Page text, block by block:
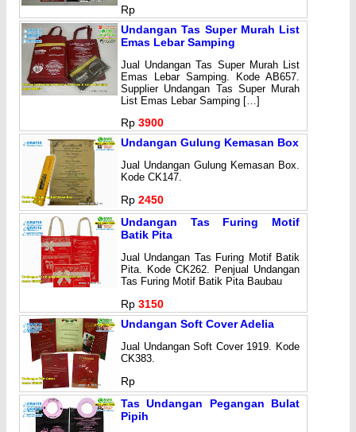
Rp
Undangan Tas Super Murah List
Emas Lebar Samping
Jual Undangan Tas Super Murah List
Emas Lebar Samping. Kode AB657.
Supplier Undangan Tas Super Murah
List Emas Lebar Samping […]
Rp 3900
Undangan Gulung Kemasan Box
Jual Undangan Gulung Kemasan Box.
Kode CK147.
Rp 2450
Undangan Tas Furing Motif
Batik Pita
Jual Undangan Tas Furing Motif Batik
Pita. Kode CK262. Penjual Undangan
Tas Furing Motif Batik Pita Baubau
Rp 3150
Undangan Soft Cover Adelia
Jual Undangan Soft Cover 1919. Kode
CK383.
Rp
Tas Undangan Pegangan Bulat
Pipih